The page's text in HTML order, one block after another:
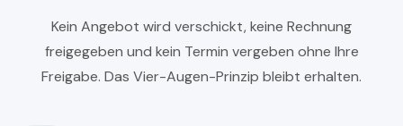
Kein Angebot wird verschickt, keine Rechnung
freigegeben und kein Termin vergeben ohne Ihre
Freigabe. Das Vier-Augen-Prinzip bleibt erhalten.